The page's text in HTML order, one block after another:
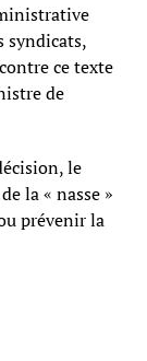
syndicats,
ce texte
de
le
la « nasse »
prévenir la